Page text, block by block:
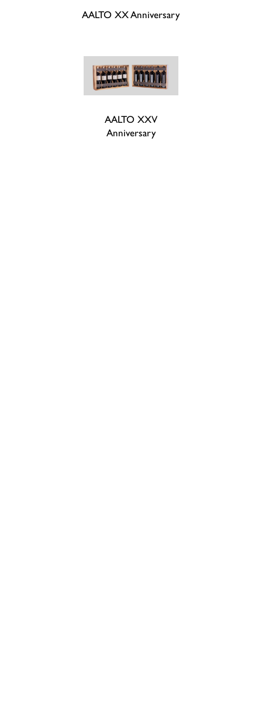
AALTO XX Anniversary
AALTO XXV
Anniversary